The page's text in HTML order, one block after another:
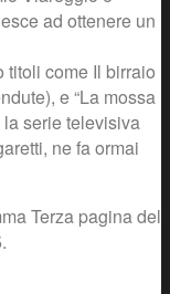
ad ottenere un
titoli come Il birraio
e “La mossa
la serie televisiva
ne fa ormai
Terza pagina del